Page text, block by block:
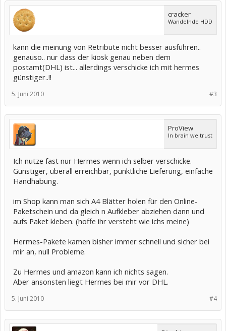
cracker
Wandelnde HDD
kann die meinung von Retribute nicht besser ausführen..
genauso.. nur dass der kiosk genau neben dem
postamt(DHL) ist... allerdings verschicke ich mit hermes
günstiger..!!
#3
5. Juni 2010
ProView
In brain we trust
Ich nutze fast nur Hermes wenn ich selber verschicke.
Günstiger, überall erreichbar, pünktliche Lieferung, einfache
Handhabung.
im Shop kann man sich A4 Blätter holen für den Online-
Paketschein und da gleich n Aufkleber abziehen dann und
aufs Paket kleben. (hoffe ihr versteht wie ichs meine)
Hermes-Pakete kamen bisher immer schnell und sicher bei
mir an, null Probleme.
Zu Hermes und amazon kann ich nichts sagen.
Aber ansonsten liegt Hermes bei mir vor DHL.
#4
5. Juni 2010